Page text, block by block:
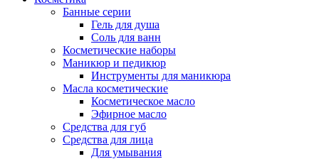
Банные серии
Гель для душа
Соль для ванн
Косметические наборы
Маникюр и педикюр
Инструменты для маникюра
Масла косметические
Косметическое масло
Эфирное масло
Средства для губ
Средства для лица
Для умывания